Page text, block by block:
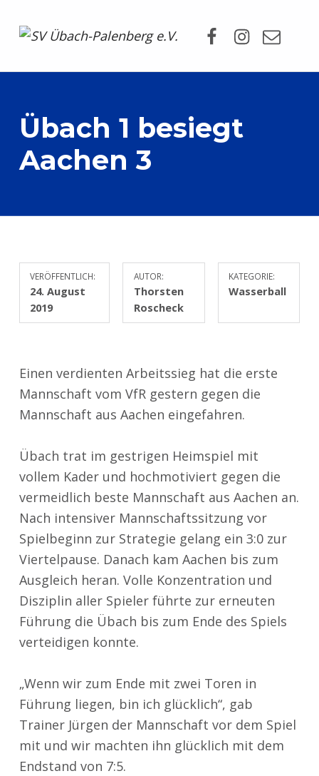
Übach 1 besiegt
Aachen 3
VERÖFFENTLICH:
24. August
2019
AUTOR:
Thorsten
Roscheck
KATEGORIE:
Wasserball
Einen verdienten Arbeitssieg hat die erste
Mannschaft vom VfR gestern gegen die
Mannschaft aus Aachen eingefahren.
Übach trat im gestrigen Heimspiel mit
vollem Kader und hochmotiviert gegen die
vermeidlich beste Mannschaft aus Aachen an.
Nach intensiver Mannschaftssitzung vor
Spielbeginn zur Strategie gelang ein 3:0 zur
Viertelpause. Danach kam Aachen bis zum
Ausgleich heran. Volle Konzentration und
Disziplin aller Spieler führte zur erneuten
Führung die Übach bis zum Ende des Spiels
verteidigen konnte.
„Wenn wir zum Ende mit zwei Toren in
Führung liegen, bin ich glücklich“, gab
Trainer Jürgen der Mannschaft vor dem Spiel
mit und wir machten ihn glücklich mit dem
Endstand von 7:5.